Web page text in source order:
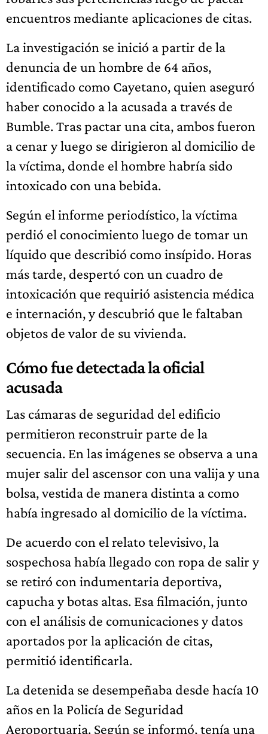
encuentros mediante aplicaciones de citas.
La investigación se inició a partir de la
denuncia de un hombre de 64 años,
identificado como Cayetano, quien aseguró
haber conocido a la acusada a través de
Bumble. Tras pactar una cita, ambos fueron
a cenar y luego se dirigieron al domicilio de
la víctima, donde el hombre habría sido
intoxicado con una bebida.
Según el informe periodístico, la víctima
perdió el conocimiento luego de tomar un
líquido que describió como insípido. Horas
más tarde, despertó con un cuadro de
intoxicación que requirió asistencia médica
e internación, y descubrió que le faltaban
objetos de valor de su vivienda.
Cómo fue detectada la oficial
acusada
Las cámaras de seguridad del edificio
permitieron reconstruir parte de la
secuencia. En las imágenes se observa a una
mujer salir del ascensor con una valija y una
bolsa, vestida de manera distinta a como
había ingresado al domicilio de la víctima.
De acuerdo con el relato televisivo, la
sospechosa había llegado con ropa de salir y
se retiró con indumentaria deportiva,
capucha y botas altas. Esa filmación, junto
con el análisis de comunicaciones y datos
aportados por la aplicación de citas,
permitió identificarla.
La detenida se desempeñaba desde hacía 10
años en la Policía de Seguridad
Aeroportuaria. Según se informó, tenía una